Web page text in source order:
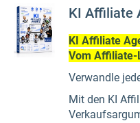
KI Affiliate
KI Affiliate
Vom
Verwandle
Mit den KI